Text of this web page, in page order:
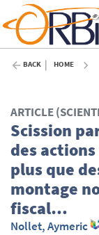
BACK HOME
ARTICLE
Scission
des
plus que
montage
fiscal…
Nollet, Aymeric